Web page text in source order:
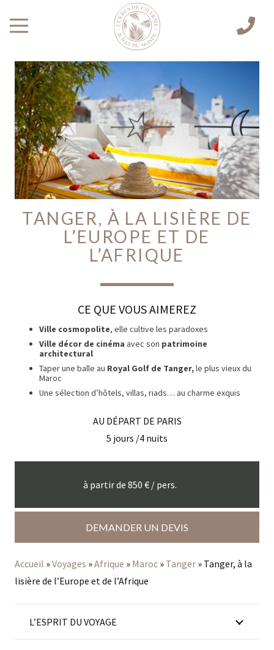
TANGER, À LA LISIÈRE DE
L’EUROPE ET DE
L’AFRIQUE
CE QUE VOUS AIMEREZ
Ville cosmopolite, elle cultive les paradoxes
Ville décor de cinéma avec son patrimoine
architectural
Taper une balle au Royal Golf de Tanger,le plus vieux du
Maroc
Une sélection d’hôtels, villas, riads… au charme exquis
AU DÉPART DE PARIS
5 jours /4 nuits
à partir de 850 € / pers.
DEMANDER UN DEVIS
Accueil »Voyages »Afrique » Maroc » Tanger » Tanger, à la
lisière de l’Europe et de l’Afrique
L’ESPRIT DU VOYAGE